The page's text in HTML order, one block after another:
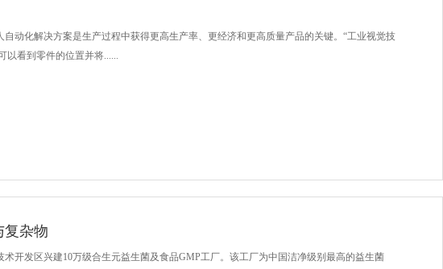
动化解决方案是生产过程中获得更高生产率、更经济和更高质量产品的关键。“工业视觉技
以看到零件的位置并将......
复杂物
术开发区兴建10万级合生元益生菌及食品GMP工厂。该工厂为中国洁净级别最高的益生菌